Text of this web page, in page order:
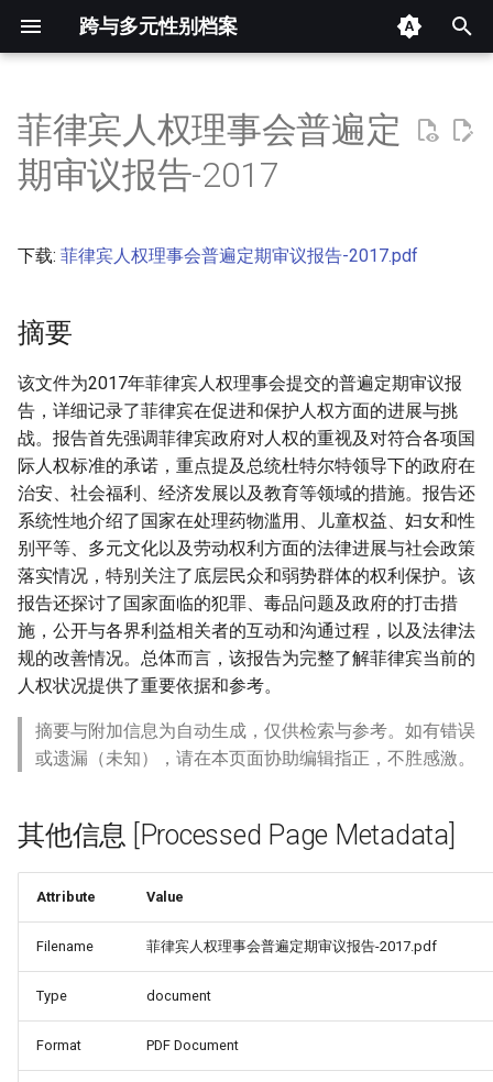
跨与多元性别档案
入
以
开
摘要
菲律宾人权理事会普遍定
期审议报告-2017
下载: 菲律宾人权理事会普遍定期审议报告-2017.pdf
摘要
该文件为2017年菲律宾人权理事会提交的普遍定期审议报
告，详细记录了菲律宾在促进和保护人权方面的进展与挑
战。报告首先强调菲律宾政府对人权的重视及对符合各项国
际人权标准的承诺，重点提及总统杜特尔特领导下的政府在
治安、社会福利、经济发展以及教育等领域的措施。报告还
系统性地介绍了国家在处理药物滥用、儿童权益、妇女和性
别平等、多元文化以及劳动权利方面的法律进展与社会政策
落实情况，特别关注了底层民众和弱势群体的权利保护。该
报告还探讨了国家面临的犯罪、毒品问题及政府的打击措
施，公开与各界利益相关者的互动和沟通过程，以及法律法
规的改善情况。总体而言，该报告为完整了解菲律宾当前的
人权状况提供了重要依据和参考。
摘要与附加信息为自动生成，仅供检索与参考。如有错误
或遗漏（未知），请在本页面协助编辑指正，不胜感激。
其他信息 [Processed Page Metadata]
Attribute Value
Filename 菲律宾人权理事会普遍定期审议报告-2017.pdf
Type document
Format PDF Document